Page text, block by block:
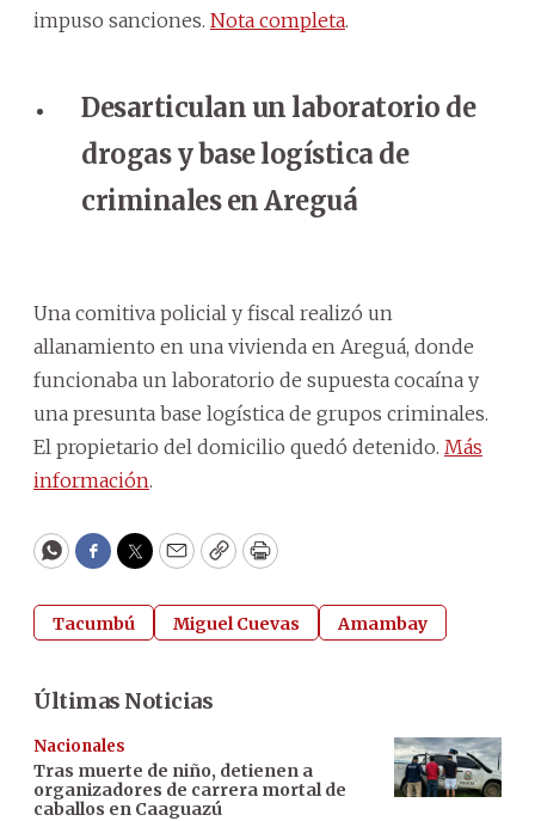
impuso sanciones. Nota completa.
Desarticulan un laboratorio de
drogas y base logística de
criminales en Areguá
Una comitiva policial y fiscal realizó un
allanamiento en una vivienda en Areguá, donde
funcionaba un laboratorio de supuesta cocaína y
una presunta base logística de grupos criminales.
El propietario del domicilio quedó detenido. Más
información.
WhatsApp
Facebook
Twitter
EmailCopyPrint
Tacumbú Miguel Cuevas Amambay
Últimas Noticias
Nacionales
Tras muerte de niño, detienen a
organizadores de carrera mortal de
caballos en Caaguazú